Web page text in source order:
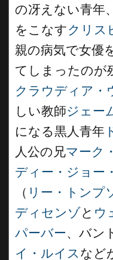
の冴えない青年
をこなすクリス
親の病気で女優
てしまったのが
クラウディア・
しい教師ジェー
になる黒人青年
人公の兄マーク
ディー・ジョー
（ リー・トンプ
ディセンゾと ウ
パーバー、バン
イ・ルイス など